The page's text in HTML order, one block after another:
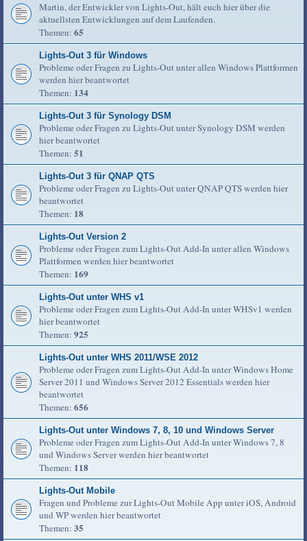
Martin, der Entwickler von Lights-Out, hält euch hier über die
aktuellsten Entwicklungen auf dem Laufenden.
Themen: 65
Lights-Out 3 für Windows
Probleme oder Fragen zu Lights-Out unter allen Windows Plattformen
werden hier beantwortet
Themen: 134
Lights-Out 3 für Synology DSM
Probleme oder Fragen zu Lights-Out unter Synology DSM werden
hier beantwortet
Themen: 51
Lights-Out 3 für QNAP QTS
Probleme oder Fragen zu Lights-Out unter QNAP QTS werden hier
beantwortet
Themen: 18
Lights-Out Version 2
Probleme oder Fragen zum Lights-Out Add-In unter allen Windows
Plattformen werden hier beantwortet
Themen: 169
Lights-Out unter WHS v1
Probleme oder Fragen zum Lights-Out Add-In unter WHSv1 werden
hier beantwortet
Themen: 925
Lights-Out unter WHS 2011/WSE 2012
Probleme oder Fragen zum Lights-Out Add-In unter Windows Home
Server 2011 und Windows Server 2012 Essentials werden hier
beantwortet
Themen: 656
Lights-Out unter Windows 7, 8, 10 und Windows Server
Probleme oder Fragen zum Lights-Out Add-In unter Windows 7, 8
und Windows Server werden hier beantwortet
Themen: 118
Lights-Out Mobile
Fragen und Probleme zur Lights-Out Mobile App unter iOS, Android
und WP werden hier beantwortet
Themen: 35